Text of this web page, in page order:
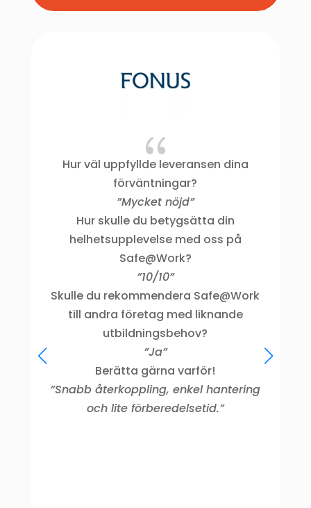
{
Hur väl uppfyllde leveransen dina
förväntningar?
”Mycket nöjd”
Hur skulle du betygsätta din
helhetsupplevelse med oss på
Safe@Work?
”10/10”
Skulle du rekommendera Safe@Work
till andra företag med liknande
utbildningsbehov?
”Ja”
Berätta gärna varför!
”Snabb återkoppling, enkel hantering
och lite förberedelsetid.”